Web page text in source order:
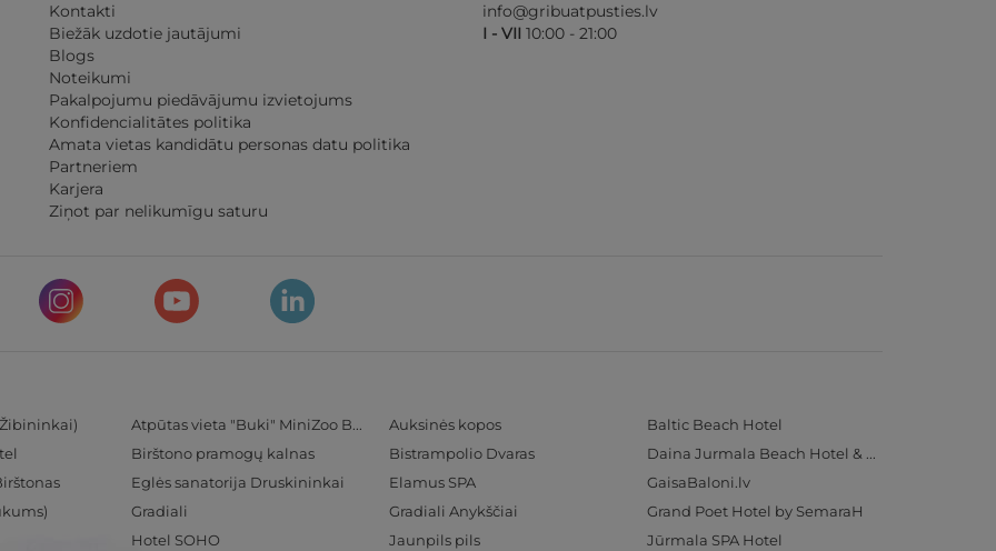
Kontakti
Biežāk uzdotie jautājumi
Blogs
Noteikumi
Pakalpojumu piedāvājumu izvietojums
Konfidencialitātes politika
Amata vietas kandidātu personas datu politika
Partneriem
Karjera
Ziņot par nelikumīgu saturu
info@gribuatpusties.lv
I - VII 10:00 - 21:00
Atpūtas vieta "Buki" MiniZoo BUKS Auksinės kopos
Baltic Beach Hotel
Birštono pramogų kalnas Bistrampolio Dvaras
Daina Jurmala Beach Hotel & SPA
Eglės sanatorija Druskininkai Elamus SPA
GaisaBaloni.lv
Gradiali Gradiali Anykščiai
Grand Poet Hotel by SemaraH
Hotel SOHO Jaunpils pils
Jūrmala SPA Hotel